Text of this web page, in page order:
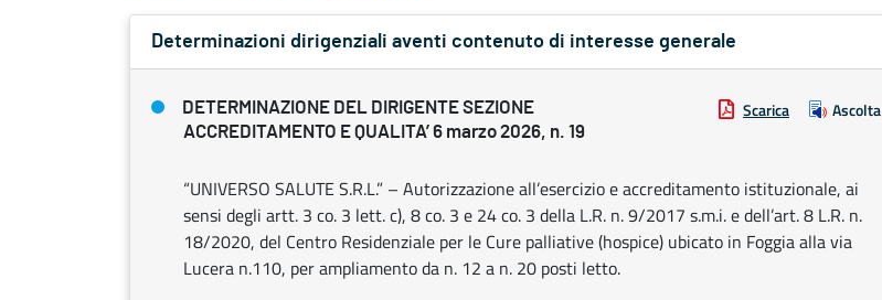
Determinazioni dirigenziali aventi contenuto di interesse generale
DETERMINAZIONE DEL DIRIGENTE SEZIONE
ACCREDITAMENTO E QUALITA’ 6 marzo 2026, n. 19
Scarica Ascolta
“UNIVERSO SALUTE S.R.L.” – Autorizzazione all’esercizio e accreditamento istituzionale, ai
sensi degli artt. 3 co. 3 lett. c), 8 co. 3 e 24 co. 3 della L.R. n. 9/2017 s.m.i. e dell’art. 8 L.R. n.
18/2020, del Centro Residenziale per le Cure palliative (hospice) ubicato in Foggia alla via
Lucera n.110, per ampliamento da n. 12 a n. 20 posti letto.